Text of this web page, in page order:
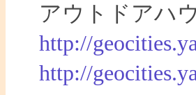
アウトドアハ
http://
http://